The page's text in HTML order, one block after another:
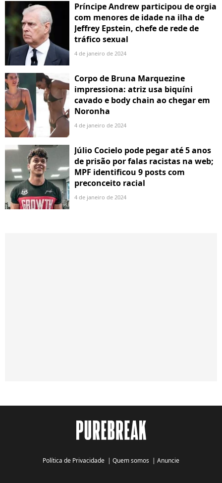
Príncipe Andrew participou de orgia
com menores de idade na ilha de
Jeffrey Epstein, chefe de rede de
tráfico sexual
4 de janeiro de 2024
Corpo de Bruna Marquezine
impressiona: atriz usa biquíni
cavado e body chain ao chegar em
Noronha
4 de janeiro de 2024
Júlio Cocielo pode pegar até 5 anos
de prisão por falas racistas na web;
MPF identificou 9 posts com
preconceito racial
4 de janeiro de 2024
Política de Privacidade | Quem somos | Anuncie